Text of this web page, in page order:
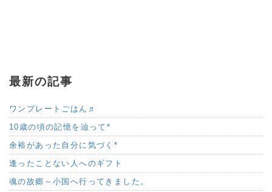
最新の記事
ワンプレートごはん♬
10歳の頃の記憶を辿って*
余裕があった自分に気づく*
逢ったことない人へのギフト
魂の故郷～小国へ行ってきました。